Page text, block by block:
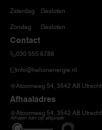
Zaterdag
Zondag
Gesloten
Gesloten
Contact
030 555 6788
info@helionenergie.nl
Atoomweg 54, 3542 AB Utrecht
Afhaaladres
Atoomweg 54, 3542 AB Utrecht
Afhalen kan op afspraak